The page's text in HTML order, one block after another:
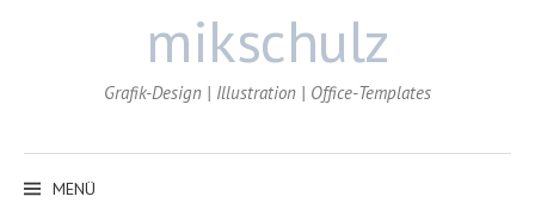
mikschulz
Grafik-Design | Illustration | Office-Templates
MENÜ